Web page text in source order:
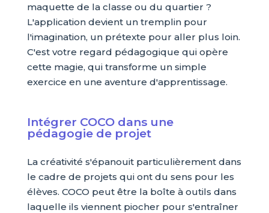
maquette de la classe ou du quartier ?
L'application devient un tremplin pour
l'imagination, un prétexte pour aller plus loin.
C'est votre regard pédagogique qui opère
cette magie, qui transforme un simple
exercice en une aventure d'apprentissage.
Intégrer COCO dans une
pédagogie de projet
La créativité s'épanouit particulièrement dans
le cadre de projets qui ont du sens pour les
élèves. COCO peut être la boîte à outils dans
laquelle ils viennent piocher pour s'entraîner